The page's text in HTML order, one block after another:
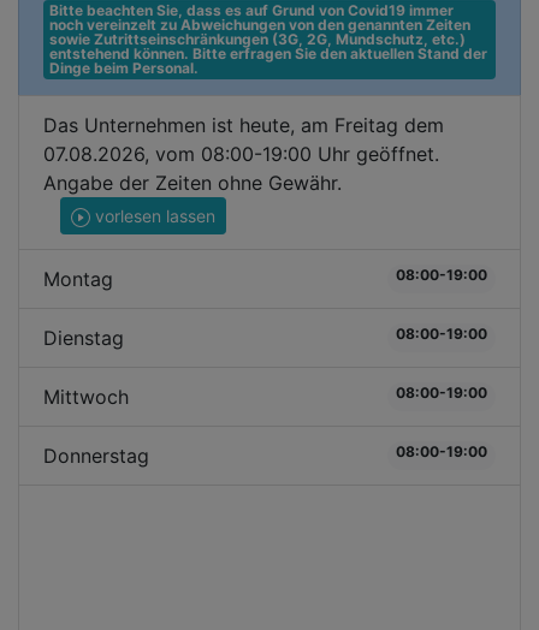
Bitte beachten Sie, dass es auf Grund von Covid19 immer
noch vereinzelt zu Abweichungen von den genannten Zeiten
sowie Zutrittseinschränkungen (3G, 2G, Mundschutz, etc.)
entstehend können. Bitte erfragen Sie den aktuellen Stand der
Dinge beim Personal.
Das Unternehmen ist heute, am Freitag dem
07.08.2026, vom 08:00-19:00 Uhr geöffnet.
Angabe der Zeiten ohne Gewähr.
vorlesen lassen
Montag 08:00-19:00
Dienstag 08:00-19:00
Mittwoch 08:00-19:00
Donnerstag 08:00-19:00